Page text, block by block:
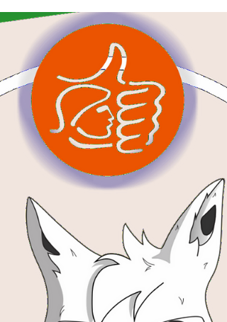
Você vai topar o Desafio?
A ORBIS está preparando um desafio de
conhecimentos para testar você e dar grandes
bolsas de estudo, com sorteios de bolsas
integrais aos...